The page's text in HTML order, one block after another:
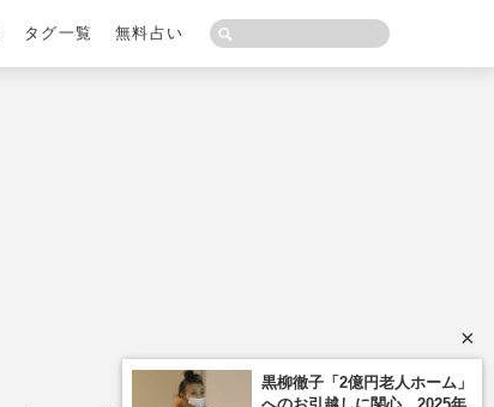
タグ一覧 無料占い
×